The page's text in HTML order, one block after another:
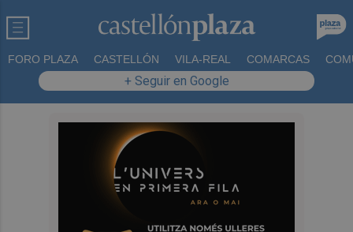
FORO PLAZA CASTELLÓN VILA-REAL COMARCAS
+ Seguir en Google